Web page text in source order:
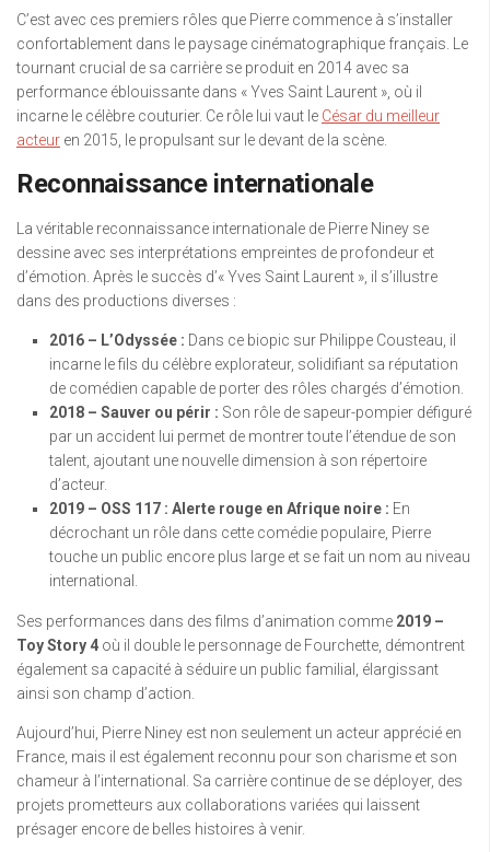
C’est avec ces premiers rôles que Pierre commence à s’installer
confortablement dans le paysage cinématographique français. Le
tournant crucial de sa carrière se produit en 2014 avec sa
performance éblouissante dans « Yves Saint Laurent », où il
incarne le célèbre couturier. Ce rôle lui vaut le César du meilleur
acteur en 2015, le propulsant sur le devant de la scène.
Reconnaissance internationale
La véritable reconnaissance internationale de Pierre Niney se
dessine avec ses interprétations empreintes de profondeur et
d’émotion. Après le succès d’« Yves Saint Laurent », il s’illustre
dans des productions diverses :
2016 – L’Odyssée : Dans ce biopic sur Philippe Cousteau, il
incarne le fils du célèbre explorateur, solidifiant sa réputation
de comédien capable de porter des rôles chargés d’émotion.
2018 – Sauver ou périr : Son rôle de sapeur-pompier défiguré
par un accident lui permet de montrer toute l’étendue de son
talent, ajoutant une nouvelle dimension à son répertoire
d’acteur.
2019 – OSS 117 : Alerte rouge en Afrique noire : En
décrochant un rôle dans cette comédie populaire, Pierre
touche un public encore plus large et se fait un nom au niveau
international.
Ses performances dans des films d’animation comme 2019 –
Toy Story 4 où il double le personnage de Fourchette, démontrent
également sa capacité à séduire un public familial, élargissant
ainsi son champ d’action.
Aujourd’hui, Pierre Niney est non seulement un acteur apprécié en
France, mais il est également reconnu pour son charisme et son
chameur à l’international. Sa carrière continue de se déployer, des
projets prometteurs aux collaborations variées qui laissent
présager encore de belles histoires à venir.